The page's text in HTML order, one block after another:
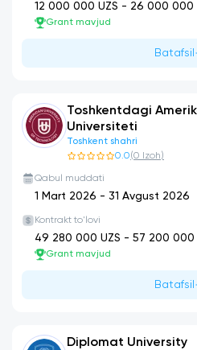
12 000 000 UZS - 26 000 000
Grant mavjud
Batafsil
Toshkentdagi
Universiteti
Toshkent shahri
0.0(0 Izoh)
Qabul muddati
1 Mart 2026 - 31 Avgust 2026
Kontrakt to'lovi
49 280 000 UZS - 57 200 000
Grant mavjud
Batafsil
Diplomat University